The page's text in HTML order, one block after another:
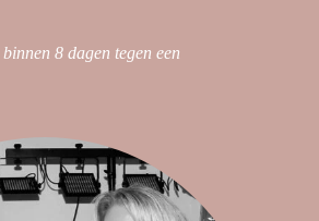
8 dagen tegen een